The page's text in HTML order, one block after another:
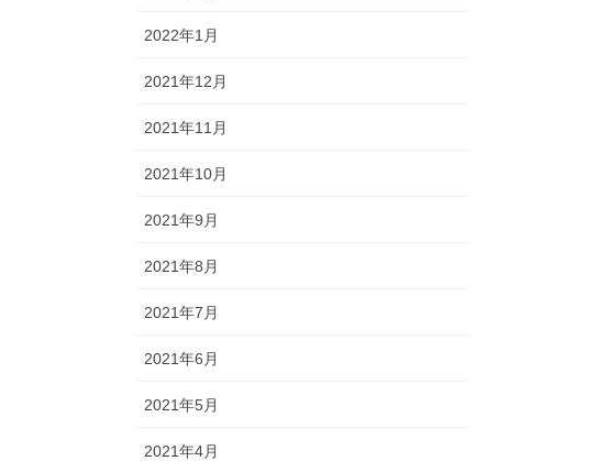
2022年1月
2021年12月
2021年11月
2021年10月
2021年9月
2021年8月
2021年7月
2021年6月
2021年5月
2021年4月